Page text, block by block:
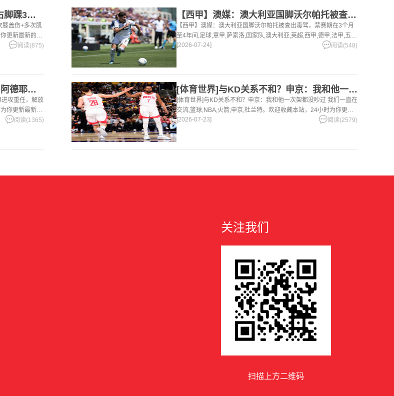
[足球]世体：加盟巴萨以来，德容右脚踝3次重伤+1次膝盖伤+
膝盖伤+多次肌
更新最新的足
阅读(875)
【西甲】澳媒：澳大利亚国脚沃尔帕托被查出毒驾，禁赛期在3个月
【西甲】澳媒：澳大利亚国脚沃尔帕托被查出毒驾，禁赛期在3个月
至4年间,足球,意甲,萨索洛,国家队,澳大利亚,英超,西甲,德甲,法甲,五
洲。欢迎收藏本站，24小时为你更新最新的足球，篮球体育资讯。
[2026-07-24] 阅读(548)
[有道理嘛?]世体：巴萨引进戈登和阿德耶米是为分担进攻重任，
攻重任，解放
你更新最新的
阅读(1365)
[体育世界]与KD关系不和？申京：我和他一次架都没吵过 我们
[体育世界]与KD关系不和？申京：我和他一次架都没吵过 我们一直在
交流,篮球,NBA,火箭,申京,杜兰特。欢迎收藏本站，24小时为你更新
最新的足球，篮球体育资讯。
[2026-07-23] 阅读(2579)
关注我们
扫描上方二维码